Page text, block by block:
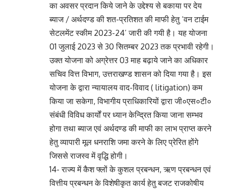
का अवसर प्रदान किये जाने के उद्देश्य से बकाया पर देय
ब्याज / अर्थदण्ड की शत-प्रतिशत की माफी हेतु ‘वन टाईम
सेटलमेंट स्कीम 2023-24’ जारी की गयी है। यह योजना
01 जुलाई 2023 से 30 सितम्बर 2023 तक प्रभावी रहेगी।
उक्त योजना को अग्रेत्तर 03 माह बढ़ाये जाने का अधिकार
सचिव वित्त विभाग, उत्तराखण्ड शासन को दिया गया है। इस
योजना के द्वारा न्यायालय वाद-विवाद ( litigation) कम
किया जा सकेगा, विभागीय प्राधिकारियों द्वारा जी०एस०टी०
संबंधी विविध कार्यों पर ध्यान केन्द्रित किया जाना सम्भव
होगा तथा ब्याज एवं अर्थदण्ड की माफी का लाभ प्राप्त करने
हेतु व्यापारी मूल धनराशि जमा करने के लिए प्रेरित होंगे
जिससे राजस्व में वृद्धि होगी।
14- राज्य में कैश फ्लों के कुशल प्रबन्धन, ऋण प्रबन्धन एवं
वित्तीय प्रबन्धन के विशेषीकृत कार्य हेतु बजट राजकोषीय